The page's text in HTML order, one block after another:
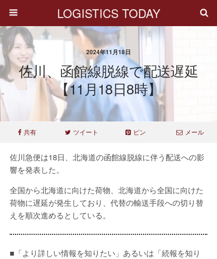
LOGISTICS TODAY
2024年11月18日
佐川、函館線脱線で配送遅延
【11月18日8時】
共有 ツイート ピン メール
佐川急便は18日、北海道の函館線脱線に伴う配送への影
響を発表した。
全国から北海道に向けた荷物、北海道から全国に向けた
荷物に遅延が発生しており、代替の輸送手段への切り替
えを順次進めるとしている。
■「より詳しい情報を知りたい」あるいは「続報を知り